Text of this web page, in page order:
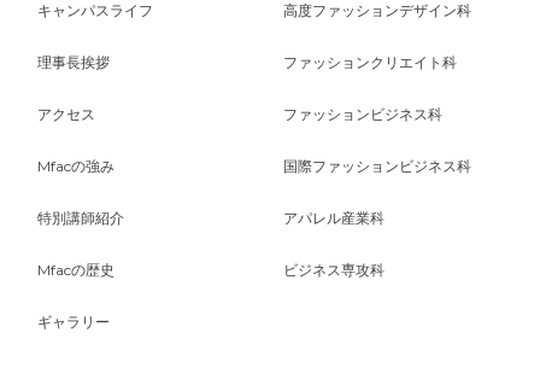
キャンパスライフ
理事長挨拶
アクセス
Mfacの強み
特別講師紹介
Mfacの歴史
ギャラリー
高度ファッションデザイン科
ファッションクリエイト科
ファッションビジネス科
国際ファッションビジネス科
アパレル産業科
ビジネス専攻科